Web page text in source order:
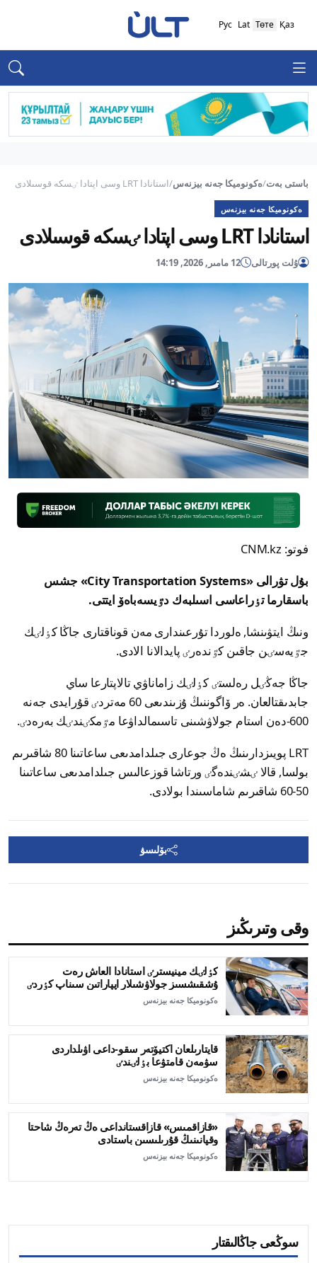
Қаз
Төте
Lat
Рус
باستى بەت/ەكونوميكا جەنە بيزنەس/استانادا LRT وسى اپتادا ٸسكە قوسىلادى
ەكونوميكا جەنە بيزنەس
استانادا LRT وسى اپتادا ٸسكە قوسىلادى
ۇلت پورتالى 12 مامىر, 2026, 14:19
فوتو: CNM.kz
بۇل تۋرالى «City Transportation Systems» جشس
باسقارما تٶراعاسى اسىلبەك دٷيسەباەۆ ايتتى.
ونىڭ ايتۋىنشا, ەلوردا تۇرعىندارى مەن قوناقتارى جاڭا كٶلٸك
جٷيەسٸن جاقىن كٷندەرٸ پايدالانا الادى.
جاڭا جەڭٸل رەلستٸ كٶلٸك زاماناۋي تالاپتارعا ساي
جابدىقتالعان. ەر ۆاگوننىڭ ۇزىندىعى 60 مەتردٸ قۇرايدى جەنە
600-دەن استام جولاۋشىنى تاسىمالداۋعا مٷمكٸندٸك بەرەدٸ.
LRT پويىزدارىنىڭ ەڭ جوعارى جىلدامدىعى ساعاتىنا 80 شاقىرىم
بولسا, قالا ٸشٸندەگٸ ورتاشا قوزعالىس جىلدامدىعى ساعاتىنا
50-60 شاقىرىم شاماسىندا بولادى.
بۆلىسۋ
وقى وتىرىڭىز
كٶلٸك مينيسترٸ استانادا العاش رەت
ۇشقىشسىز جولاۋشىلار اپپاراتىن سىناپ كٶردٸ
ەكونوميكا جەنە بيزنەس
قايتارىلعان اكتيۆتەر سقو-داعى اۋىلداردى
سۋمەن قامتۋعا بٶلٸندٸ
ەكونوميكا جەنە بيزنەس
«قازاقمىس» قازاقستانداعى ەڭ تەرەڭ شاحتا
وقپانىنىڭ قۇرىلىسىن باستادى
ەكونوميكا جەنە بيزنەس
سوڭعى جاڭالىقتار